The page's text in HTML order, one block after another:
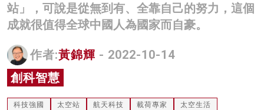
科技
影片
名家榜
灼見活動
站」，可說是從無到有、全靠自己的努力，這個
成就很值得全球中國人為國家而自豪。
作者:黃錦輝 - 2022-10-14
創科智慧
科技強國 太空站 航天科技 載荷專家 太空生活